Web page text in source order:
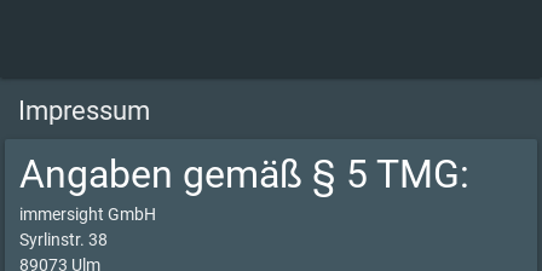
Impressum
Angaben gemäß § 5 TMG:
immersight GmbH
Syrlinstr. 38
89073 Ulm